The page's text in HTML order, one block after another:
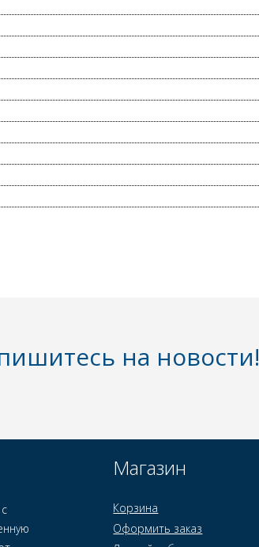
на новости!
Магазин
Корзина
Оформить заказ